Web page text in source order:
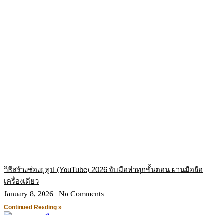
วิธีสร้างช่องยูทูป (YouTube) 2026 จับมือทำทุกขั้นตอน ผ่านมือถือ
เครื่องเดียว
January 8, 2026
No Comments
Continued Reading »